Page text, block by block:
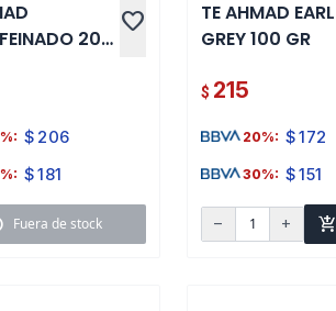
20
favorite
$ 206
$181
Fuera de stock
TE AHMAD EARL
GREY 100 GR
$ 215
20%: $172
30%: $151
remove add add_shopping_cart